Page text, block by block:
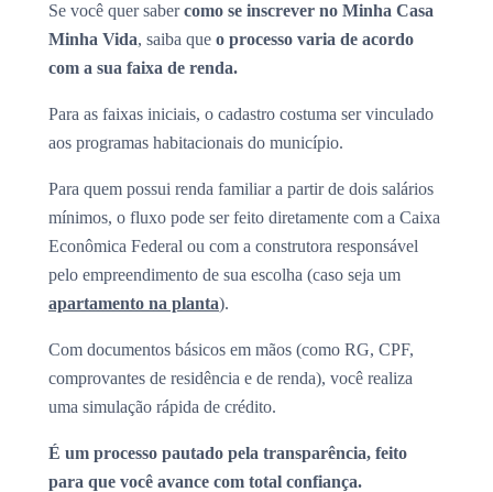
Se você quer sabercomo se inscrever no Minha Casa
Minha Vida, saiba que o processo varia de acordo
com a sua faixa de renda.
Para as faixas iniciais, o cadastro costuma ser vinculado
aos programas habitacionais do município.
Para quem possui renda familiar a partir de dois salários
mínimos, o fluxo pode ser feito diretamente com a Caixa
Econômica Federal ou com a construtora responsável
pelo empreendimento de sua escolha (caso seja um
apartamento na planta).
Com documentos básicos em mãos (como RG, CPF,
comprovantes de residência e de renda), você realiza
uma simulação rápida de crédito.
É um processo pautado pela transparência, feito
para que você avance com total confiança.